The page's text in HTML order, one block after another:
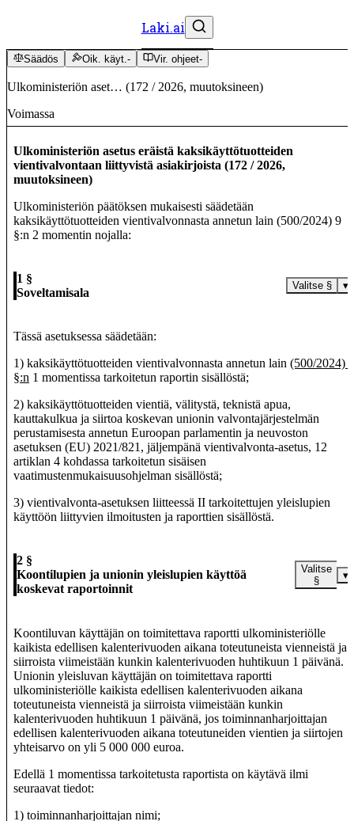
Laki.ai
Säädös Oik. käyt.- Vir. ohjeet-
Ulkoministeriön aset… (172 / 2026, muutoksineen)
Voimassa
Ulkoministeriön asetus eräistä kaksikäyttötuotteiden
vientivalvontaan liittyvistä asiakirjoista (172 /2026,
muutoksineen)
Ulkoministeriön päätöksen mukaisesti säädetään
kaksikäyttötuotteiden vientivalvonnasta annetun lain (500/2024) 9
§:n 2 momentin nojalla:
1 §
Soveltamisala
Valitse § ▾
Tässä asetuksessa säädetään:
1) kaksikäyttötuotteiden vientivalvonnasta annetun lain (500/2024) 9
§:n 1 momentissa tarkoitetun raportin sisällöstä;
2) kaksikäyttötuotteiden vientiä, välitystä, teknistä apua,
kauttakulkua ja siirtoa koskevan unionin valvontajärjestelmän
perustamisesta annetun Euroopan parlamentin ja neuvoston
asetuksen (EU) 2021/821, jäljempänä vientivalvonta-asetus, 12
artiklan 4 kohdassa tarkoitetun sisäisen
vaatimustenmukaisuusohjelman sisällöstä;
3) vientivalvonta-asetuksen liitteessä II tarkoitettujen yleislupien
käyttöön liittyvien ilmoitusten ja raporttien sisällöstä.
2 §
Koontilupien ja unionin yleislupien käyttöä
koskevat raportoinnit
Valitse
§
▾
Koontiluvan käyttäjän on toimitettava raportti ulkoministeriölle
kaikista edellisen kalenterivuoden aikana toteutuneista vienneistä ja
siirroista viimeistään kunkin kalenterivuoden huhtikuun 1 päivänä.
Unionin yleisluvan käyttäjän on toimitettava raportti
ulkoministeriölle kaikista edellisen kalenterivuoden aikana
toteutuneista vienneistä ja siirroista viimeistään kunkin
kalenterivuoden huhtikuun 1 päivänä, jos toiminnanharjoittajan
edellisen kalenterivuoden aikana toteutuneiden vientien ja siirtojen
yhteisarvo on yli 5 000 000 euroa.
Edellä 1 momentissa tarkoitetusta raportista on käytävä ilmi
seuraavat tiedot:
1) toiminnanharjoittajan nimi;